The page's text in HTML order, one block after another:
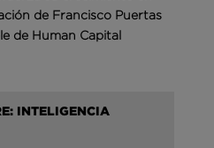
de Francisco Puertas
de Human Capital
INTELIGENCIA